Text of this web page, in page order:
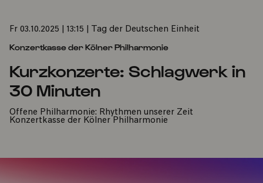
Fr 03.10.2025 | 13:15 | Tag der Deutschen Einheit
Konzertkasse der Kölner Philharmonie
Kurzkonzerte: Schlagwerk in
30 Minuten
Offene Philharmonie: Rhythmen unserer Zeit
Konzertkasse der Kölner Philharmonie